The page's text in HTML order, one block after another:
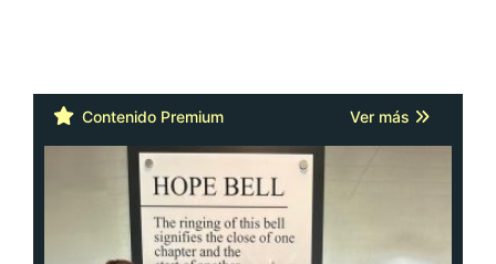
Contenido Premium Ver más